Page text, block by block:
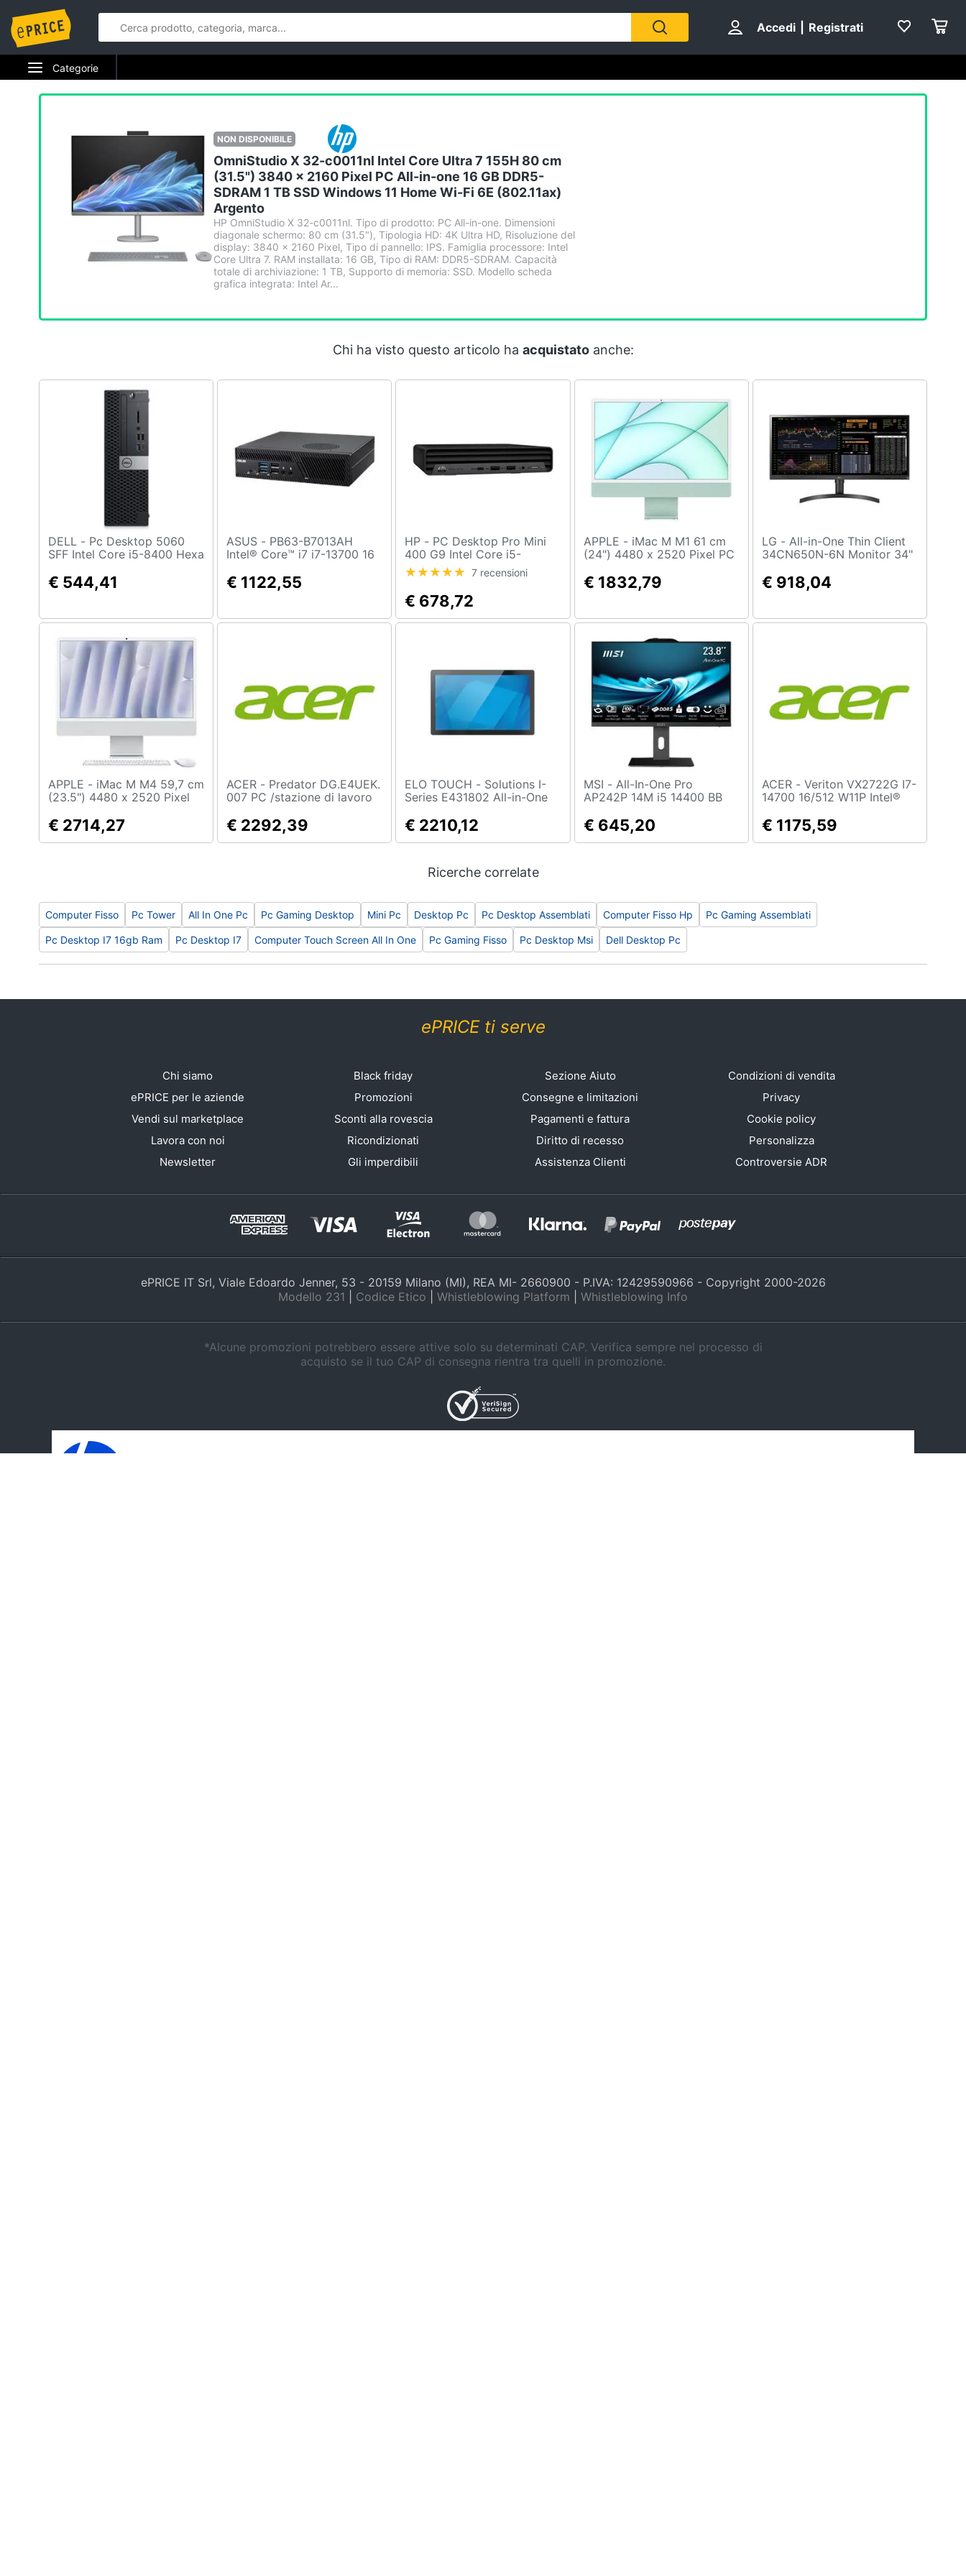
Accedi Registrati
Categorie
Elettrodomestici
Tv e Home Cinema
Videogiochi
Clima
Brico e Giardinaggio
Salute e igiene
Prima infanzia
Fotografia
Casalinghi
Sport
Animali
Motori
Libri, cd e dvd
Promozioni
NON DISPONIBILE
OmniStudio X 32-c0011nl Intel Core Ultra 7 155H 80 cm
(31.5") 3840 x 2160 Pixel PC All-in-one 16 GB DDR5-
SDRAM 1 TB SSD Windows 11 Home Wi-Fi 6E (802.11ax)
Argento
HP OmniStudio X 32-c0011nl. Tipo di prodotto: PC All-in-one. Dimensioni
diagonale schermo: 80 cm (31.5"), Tipologia HD: 4K Ultra HD, Risoluzione del
display: 3840 x 2160 Pixel, Tipo di pannello: IPS. Famiglia processore: Intel
Core Ultra 7. RAM installata: 16 GB, Tipo di RAM: DDR5-SDRAM. Capacità
totale di archiviazione: 1 TB, Supporto di memoria: SSD. Modello scheda
grafica integrata: Intel Ar...
Chi ha visto questo articolo ha acquistatoanche:
DELL - Pc Desktop 5060
SFF Intel Core i5-8400 Hexa
480 GB 6xUSB Windows 10
Pro MAR.
€ 544,41
ASUS - PB63-B7013AH
Intel® Core™ i7 i7-13700 16
SSD Windows 11 Pro Mini
PC Nero
€ 1122,55
HP - PC Desktop Pro Mini
400 G9 Intel Core i5-
12500T RAM 8 GB DDR4
SSD 256 GB Intel UHD
Graphics 770 Windows 11
Pro
7 recensioni
€ 678,72
APPLE - iMac M M1 61 cm
(24") 4480 x 2520 Pixel PC
macOS Big Sur Wi-Fi 6
(802.11ax) Verde
€ 1832,79
LG - All-in-One Thin Client
34CN650N-6N Monitor 34"
RAM 4GB eMMC 16GB Full
HD
€ 918,04
APPLE - iMac M M4 59,7 cm
(23.5") 4480 x 2520 Pixel
SSD macOS Sequoia Wi-Fi
6E (802.11ax) Argento
€ 2714,27
ACER - Predator DG.E4UEK.
007 PC /stazione di lavoro
16 GB 512 GB SSD NVIDIA
GeForce RTX 5070 Windows
€ 2292,39
ELO TOUCH - Solutions I-
Series E431802 All-in-One
54,6 cm (21.5") 1920 x 1080
Pixel Touch screen PC All-
Enterprise Wi-Fi 6
€ 2210,12
MSI - All-In-One Pro
AP242P 14M i5 14400 BB
Intel Core i5-14400 Deca
Core 2.5 GHz SSD 4xUSB
€ 645,20
ACER - Veriton VX2722G I7-
14700 16/512 W11P Intel®
SDRAM 512 GB SSD
Windows 11 Pro Desktop PC
€ 1175,59
Ricerche correlate
Computer Fisso Pc Tower All In One Pc Pc Gaming Desktop Mini Pc Desktop Pc Pc Desktop Assemblati Computer Fisso Hp Pc Gaming Assemblati
Pc Desktop I7 16gb Ram Pc Desktop I7 Computer Touch Screen All In One Pc Gaming Fisso Pc Desktop Msi Dell Desktop Pc
ePRICE ti serve
Chi siamo
ePRICE per le aziende
Vendi sul marketplace
Lavora con noi
Newsletter
Black friday
Promozioni
Sconti alla rovescia
Ricondizionati
Gli imperdibili
Sezione Aiuto
Consegne e limitazioni
Pagamenti e fattura
Diritto di recesso
Assistenza Clienti
Condizioni di vendita
Privacy
Cookie policy
Personalizza
Controversie ADR
ePRICE IT Srl, Viale Edoardo Jenner, 53 - 20159 Milano (MI), REA MI- 2660900 - P.IVA: 12429590966 - Copyright 2000-2026
Modello 231
Codice Etico Whistleblowing Platform Whistleblowing Info
*Alcune promozioni potrebbero essere attive solo su determinati CAP. Verifica sempre nel processo di
acquisto se il tuo CAP di consegna rientra tra quelli in promozione.